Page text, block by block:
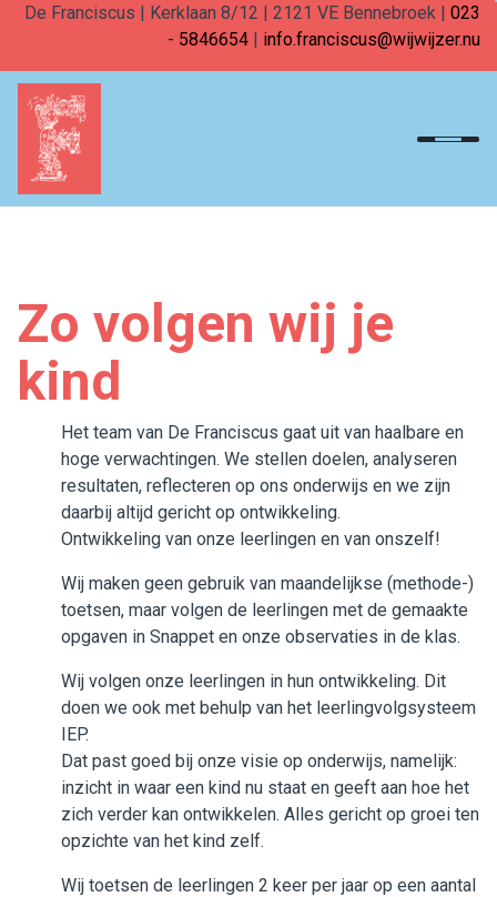
De Franciscus | Kerklaan 8/12 | 2121 VE Bennebroek | 023
- 5846654 | info.franciscus@wijwijzer.nu
Home
Onderwijs
Ouders in onderwijs
Opvang
Samenkomen
Praktisch
Beleid en formulieren
Werken bij WijWijzer
Contact
Zo volgen wij je
kind
Het team van De Franciscus gaat uit van haalbare en
hoge verwachtingen. We stellen doelen, analyseren
resultaten, reflecteren op ons onderwijs en we zijn
daarbij altijd gericht op ontwikkeling.
Ontwikkeling van onze leerlingen en van onszelf!
Wij maken geen gebruik van maandelijkse (methode-)
toetsen, maar volgen de leerlingen met de gemaakte
opgaven in Snappet en onze observaties in de klas.
Wij volgen onze leerlingen in hun ontwikkeling. Dit
doen we ook met behulp van het leerlingvolgsysteem
IEP.
Dat past goed bij onze visie op onderwijs, namelijk:
inzicht in waar een kind nu staat en geeft aan hoe het
zich verder kan ontwikkelen. Alles gericht op groei ten
opzichte van het kind zelf.
Wij toetsen de leerlingen 2 keer per jaar op een aantal